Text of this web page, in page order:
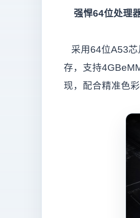
强悍64位处理
采用64位A53芯
存，支持
现，配合精准色